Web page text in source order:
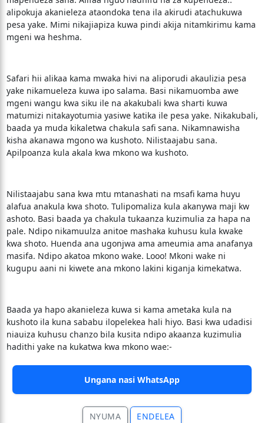
alipokuja akanieleza ataondoka tena ila akirudi atachukuwa
pesa yake. Mimi nikajiapiza kuwa pindi akija nitamkirimu kama
mgeni wa heshma.
Safari hii alikaa kama mwaka hivi na aliporudi akaulizia pesa
yake nikamueleza kuwa ipo salama. Basi nikamuomba awe
mgeni wangu kwa siku ile na akakubali kwa sharti kuwa
matumizi nitakayotumia yasiwe katika ile pesa yake. Nikakubali,
baada ya muda kikaletwa chakula safi sana. Nikamnawisha
kisha akanawa mgono wa kushoto. Nilistaajabu sana.
Apilpoanza kula akala kwa mkono wa kushoto.
Nilistaajabu sana kwa mtu mtanashati na msafi kama huyu
alafua anakula kwa shoto. Tulipomaliza kula akanywa maji kw
ashoto. Basi baada ya chakula tukaanza kuzimulia za hapa na
pale. Ndipo nikamuulza anitoe mashaka kuhusu kula kwake
kwa shoto. Huenda ana ugonjwa ama ameumia ama anafanya
masifa. Ndipo akatoa mkono wake. Looo! Mkoni wake ni
kugupu aani ni kiwete ana mkono lakini kiganja kimekatwa.
Baada ya hapo akanieleza kuwa si kama ametaka kula na
kushoto ila kuna sababu ilopelekea hali hiyo. Basi kwa udadisi
niauiza kuhusu chanzo bila kusita ndipo akaanza kuzimulia
hadithi yake na kukatwa kwa mkono wae:-
Ungana nasi WhatsApp
NYUMA ENDELEA